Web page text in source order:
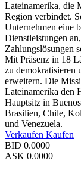
Lateinamerika, die
Region verbindet.
Unternehmen eine
Dienstleistungen
Zahlungslösungen
Mit Präsenz in 18
zu demokratisieren
erweitern. Die
Lateinamerika den
Hauptsitz in
Brasilien, Chile,
und Venezuela.
Verkaufen Kaufen
BID 0.0000
ASK 0.0000